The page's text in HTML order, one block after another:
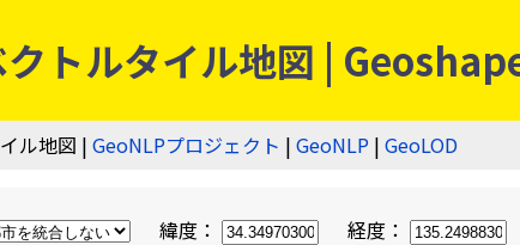
トルタイル地図 |
ル地図 | GeoNLPプロジェクト | GeoNLP | GeoLOD
緯度： 経度：